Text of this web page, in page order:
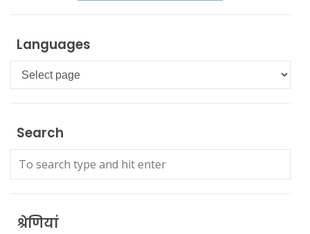
Languages
Languages
Search
श्रेणियां